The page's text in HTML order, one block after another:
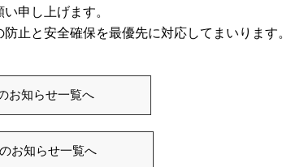
申し上げます。
止と安全確保を最優先に対応してまいります。
お知らせ一覧へ
お知らせ一覧へ